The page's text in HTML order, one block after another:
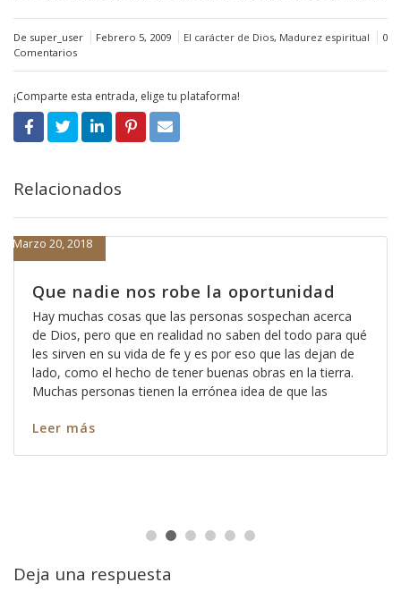
De super_user Febrero 5, 2009 El carácter de Dios, Madurez espiritual
0
Comentarios
¡Comparte esta entrada, elige tu plataforma!
Relacionados
Que nadie nos robe la oportunidad
Marzo 20, 2018
Hay muchas cosas que las personas sospechan acerca
de Dios, pero que en realidad no saben del todo para qué
les sirven en su vida de fe y es por eso que las dejan de
lado, como el hecho de tener buenas obras en la tierra.
Muchas personas tienen la errónea idea de que las
Leer más
Deja una respuesta